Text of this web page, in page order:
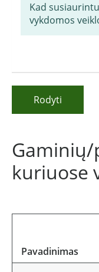
Kad
vykdomos
Rodyti
kuriuose
Pavadinimas